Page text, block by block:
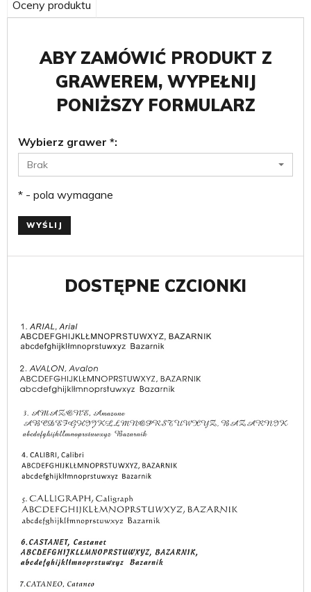
Oceny produktu
ABY ZAMÓWIĆ PRODUKT Z
GRAWEREM, WYPEŁNIJ
PONIŻSZY FORMULARZ
Wybierz grawer *:
Brak
* - pola wymagane
WYŚLIJ
DOSTĘPNE CZCIONKI